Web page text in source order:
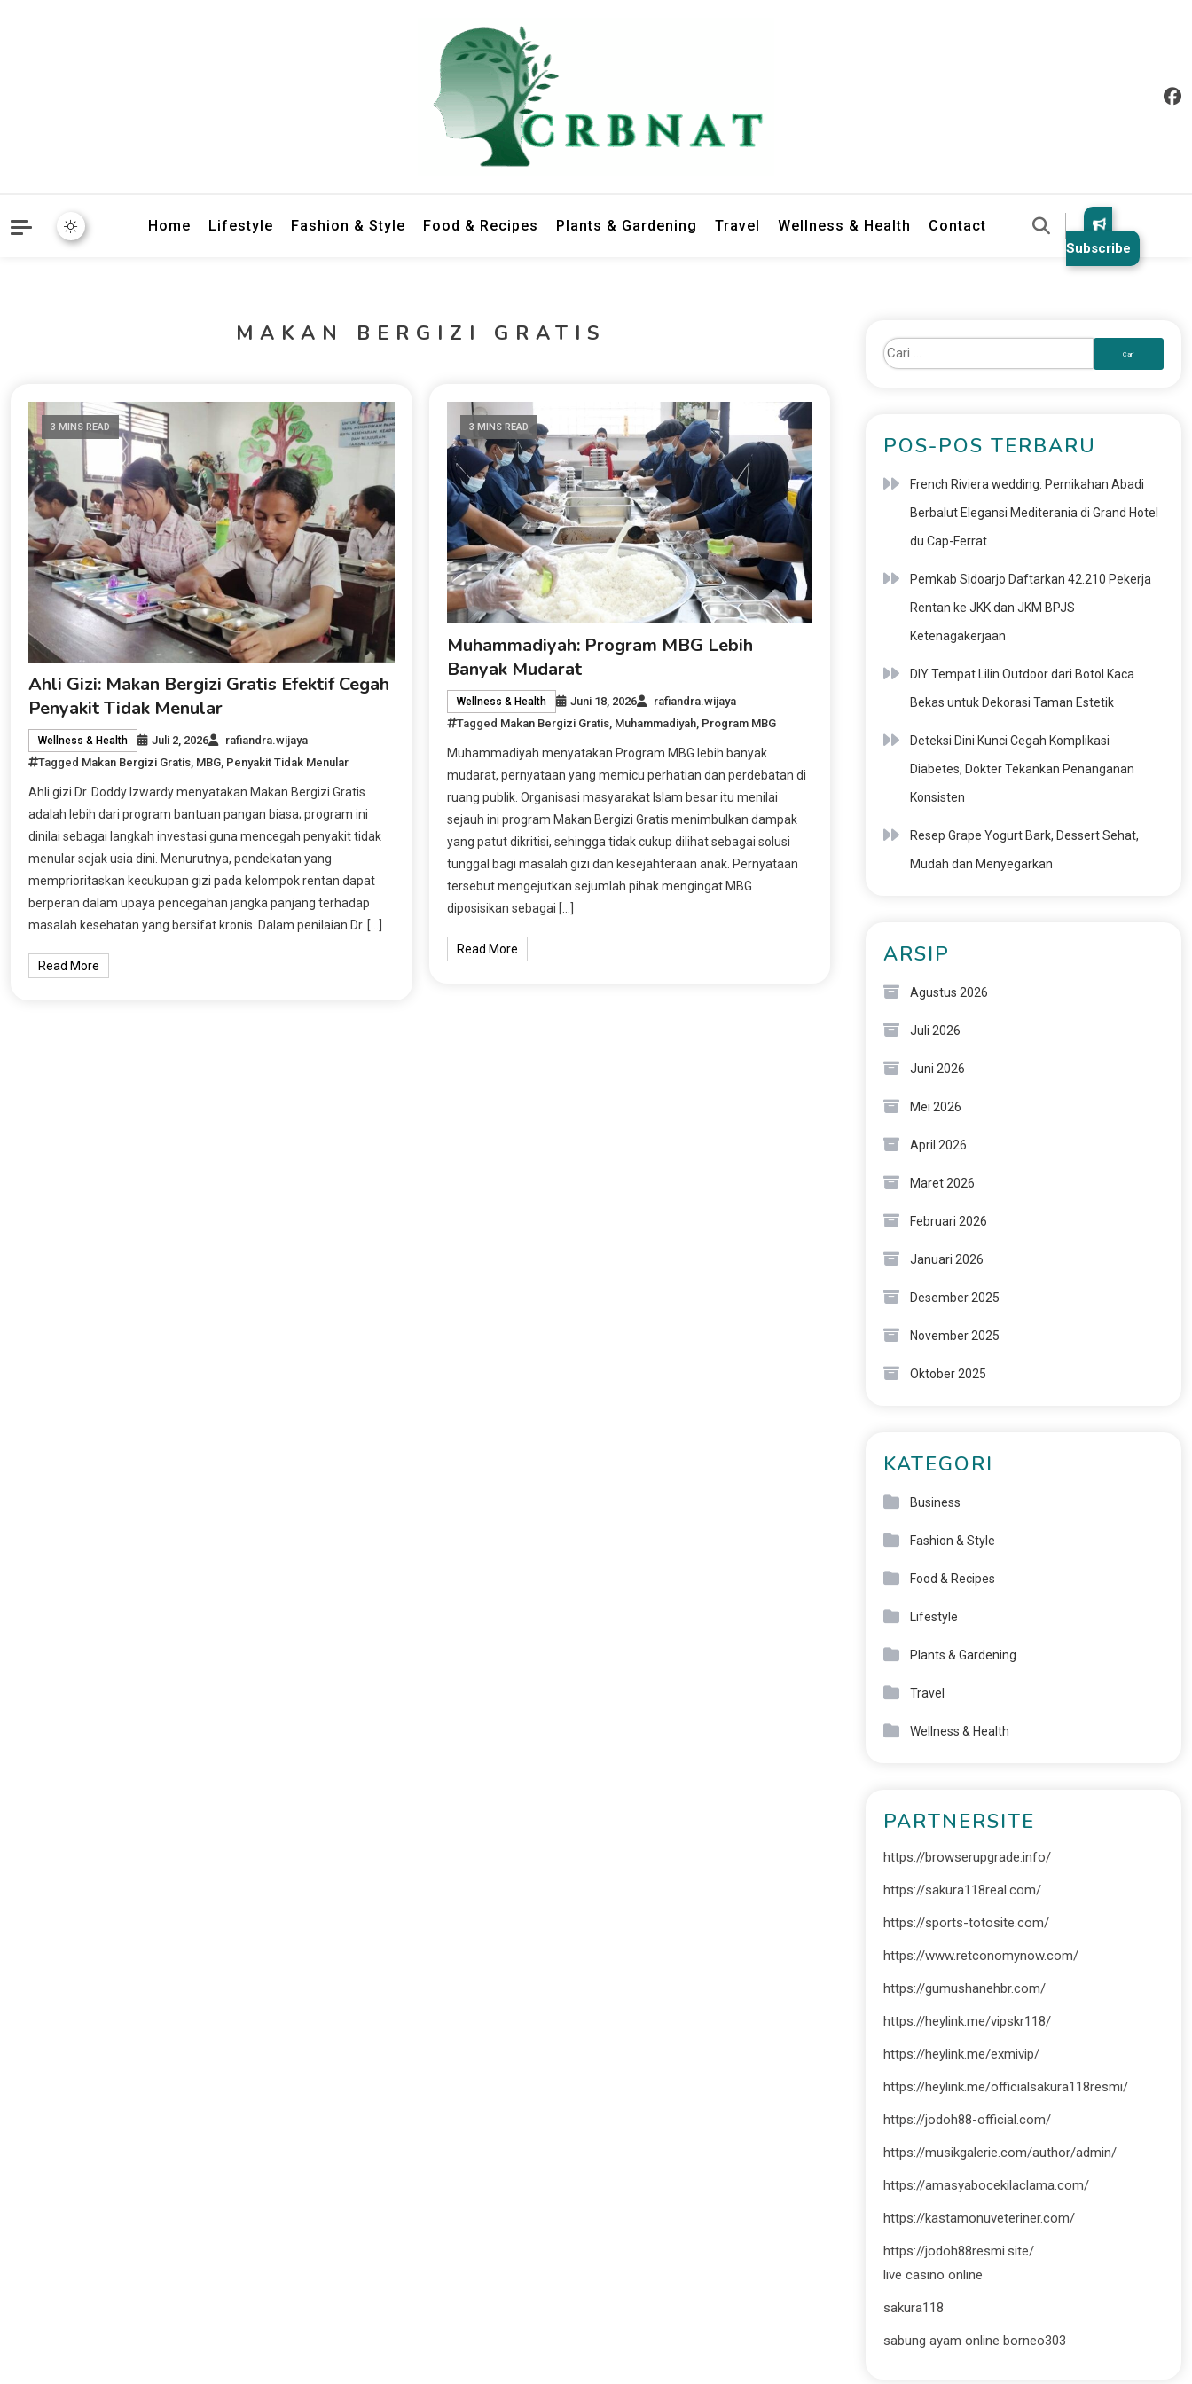
Home Lifestyle Fashion & Style Food & Recipes Plants & Gardening Travel Wellness & Health Contact
Subscribe
MAKAN BERGIZI GRATIS
3 MINS READ
Ahli Gizi: Makan Bergizi Gratis Efektif Cegah
Penyakit Tidak Menular
Wellness & Health Juli 2, 2026
rafiandra.wijaya
Tagged Makan Bergizi Gratis MBG Penyakit Tidak Menular
Ahli gizi Dr. Doddy Izwardy menyatakan Makan Bergizi Gratis
adalah lebih dari program bantuan pangan biasa; program ini
dinilai sebagai langkah investasi guna mencegah penyakit tidak
menular sejak usia dini. Menurutnya, pendekatan yang
memprioritaskan kecukupan gizi pada kelompok rentan dapat
berperan dalam upaya pencegahan jangka panjang terhadap
masalah kesehatan yang bersifat kronis. Dalam penilaian Dr. […]
Read More
3 MINS READ
Muhammadiyah: Program MBG Lebih
Banyak Mudarat
Wellness & Health Juni 18, 2026
rafiandra.wijaya
Tagged Makan Bergizi Gratis, Muhammadiyah, Program MBG
Muhammadiyah menyatakan Program MBG lebih banyak
mudarat, pernyataan yang memicu perhatian dan perdebatan di
ruang publik. Organisasi masyarakat Islam besar itu menilai
sejauh ini program Makan Bergizi Gratis menimbulkan dampak
yang patut dikritisi, sehingga tidak cukup dilihat sebagai solusi
tunggal bagi masalah gizi dan kesejahteraan anak. Pernyataan
tersebut mengejutkan sejumlah pihak mengingat MBG
diposisikan sebagai […]
Read More
POS-POS TERBARU
French Riviera wedding: Pernikahan Abadi
Berbalut Elegansi Mediterania di Grand Hotel
du Cap-Ferrat
Pemkab Sidoarjo Daftarkan 42.210 Pekerja
Rentan ke JKK dan JKM BPJS
Ketenagakerjaan
DIY Tempat Lilin Outdoor dari Botol Kaca
Bekas untuk Dekorasi Taman Estetik
Deteksi Dini Kunci Cegah Komplikasi
Diabetes, Dokter Tekankan Penanganan
Konsisten
Resep Grape Yogurt Bark, Dessert Sehat,
Mudah dan Menyegarkan
ARSIP
Agustus 2026
Juli 2026
Juni 2026
Mei 2026
April 2026
Maret 2026
Februari 2026
Januari 2026
Desember 2025
November 2025
Oktober 2025
KATEGORI
Business
Fashion & Style
Food & Recipes
Lifestyle
Plants & Gardening
Travel
Wellness & Health
PARTNERSITE
https://browserupgrade.info/
https://sakura118real.com/
https://sports-totosite.com/
https://www.retconomynow.com/
https://gumushanehbr.com/
https://heylink.me/vipskr118/
https://heylink.me/exmivip/
https://heylink.me/officialsakura118resmi/
https://jodoh88-official.com/
https://musikgalerie.com/author/admin/
https://amasyabocekilaclama.com/
https://kastamonuveteriner.com/
https://jodoh88resmi.site/
live casino online
sakura118
sabung ayam online borneo303